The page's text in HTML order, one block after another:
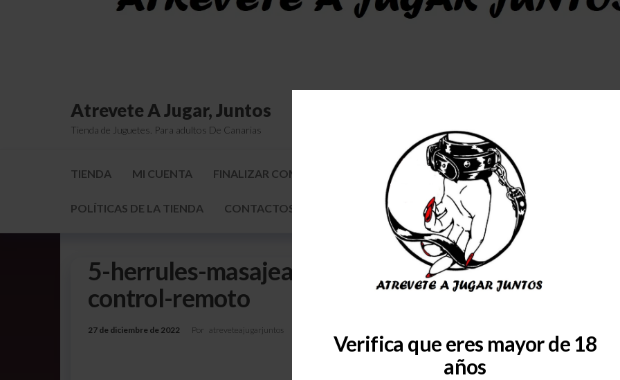
Verifica que eres mayor de 18
años
Atrevete A Jugar, Juntos
Tienda de Juguetes. Para adultos De Canarias
TIENDA MI CUENTA FINALIZAR COMPRA QUIENES SOMOS COLABORADORES
POLÍTICAS DE LA TIENDA CONTACTOS Y CONSULTAS SERVICIOS
5-herrules-masajeador-prostatico-con-electro-
control-remoto
27 de diciembre de 2022 Por atreveteajugarjuntos